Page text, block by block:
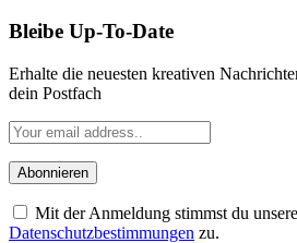
Bleibe Up-To-Date
Erhalte die neuesten kreativen
dein Postfach
Mit der Anmeldung stimmst du
Datenschutzbestimmungen zu.